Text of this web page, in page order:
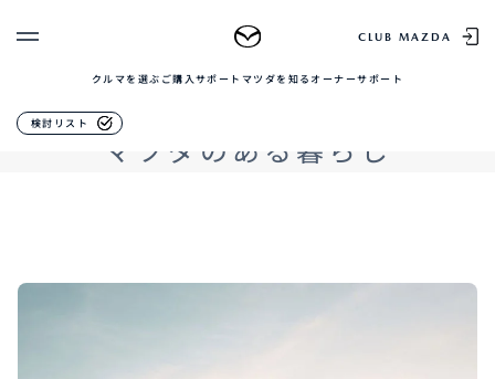
CLUB MAZDA
クルマを選ぶ ご購入サポート マツダを知る オーナーサポート
検討リスト
車種・グレード比較
ログイン
ライフスタイル
マツダのある暮らし